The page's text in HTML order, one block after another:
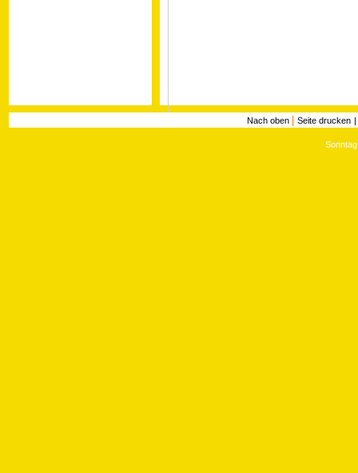
Nach oben Seite drucken